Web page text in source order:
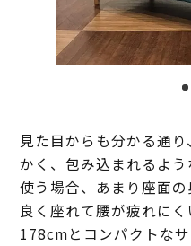
見た目からも分かる通
かく、包み込まれるよ
使う場合、あまり座面
良く座れて腰が疲れに
178cmとコンパクトな